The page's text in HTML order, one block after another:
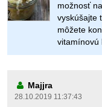
možnosť
vyskúšajte
môžete
vitamínovú
Majjra
28.10.2019 11:37:43